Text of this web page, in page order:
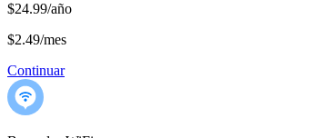
$24.99/año
$2.49/mes
Continuar